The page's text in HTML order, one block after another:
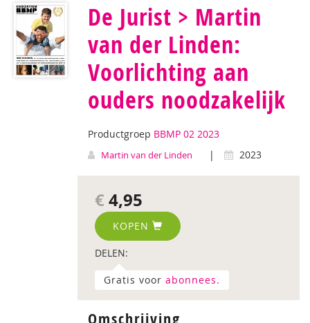
De Jurist > Martin
van der Linden:
Voorlichting aan
ouders noodzakelijk
Productgroep BBMP 02 2023
Martin van der Linden | 2023
€ 4,95
KOPEN
DELEN:
Gratis voor abonnees.
Omschrijving